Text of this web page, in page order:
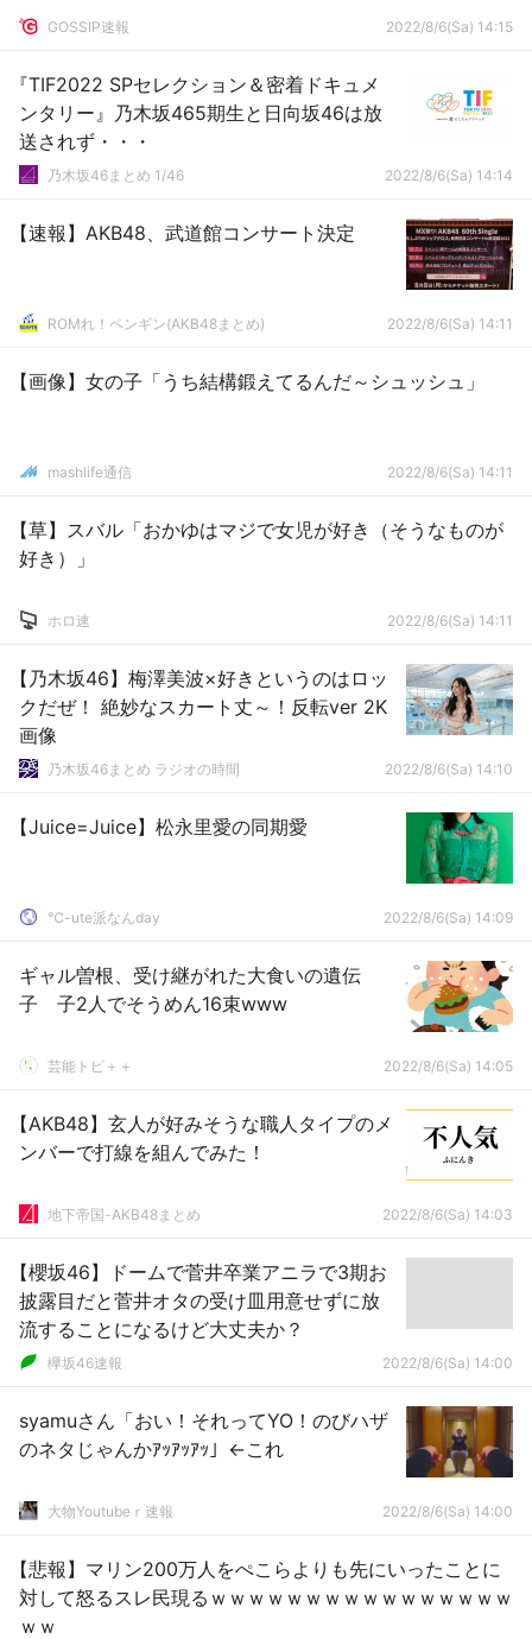
GOSSIP速報 2022/8/6(Sa) 14:15
『TIF2022 SPセレクション＆密着ドキュメ
ンタリー』乃木坂465期生と日向坂46は放
送されず・・・
乃木坂46まとめ 1/46 2022/8/6(Sa) 14:14
【速報】AKB48、武道館コンサート決定
ROMれ！ペンギン(AKB48まとめ) 2022/8/6(Sa) 14:11
【画像】女の子「うち結構鍛えてるんだ～シュッシュ」
mashlife通信 2022/8/6(Sa) 14:11
【草】スバル「おかゆはマジで女児が好き（そうなものが
好き）」
ホロ速 2022/8/6(Sa) 14:11
【乃木坂46】梅澤美波×好きというのはロッ
クだぜ！ 絶妙なスカート丈～！反転ver 2K
画像
乃木坂46まとめ ラジオの時間 2022/8/6(Sa) 14:10
【Juice=Juice】松永里愛の同期愛
℃-ute派なんday 2022/8/6(Sa) 14:09
ギャル曽根、受け継がれた大食いの遺伝
子 子2人でそうめん16束www
芸能トピ＋＋ 2022/8/6(Sa) 14:05
【AKB48】玄人が好みそうな職人タイプのメ
ンバーで打線を組んでみた！
地下帝国-AKB48まとめ 2022/8/6(Sa) 14:03
【櫻坂46】ドームで菅井卒業アニラで3期お
披露目だと菅井オタの受け皿用意せずに放
流することになるけど大丈夫か？
欅坂46速報 2022/8/6(Sa) 14:00
syamuさん「おい！それってYO！のびハザ
のネタじゃんかｱｯｱｯｱｯ」←これ
大物Youtubeｒ速報 2022/8/6(Sa) 14:00
【悲報】マリン200万人をぺこらよりも先にいったことに
対して怒るスレ民現るｗｗｗｗｗｗｗｗｗｗｗｗｗｗｗｗ
ｗｗ